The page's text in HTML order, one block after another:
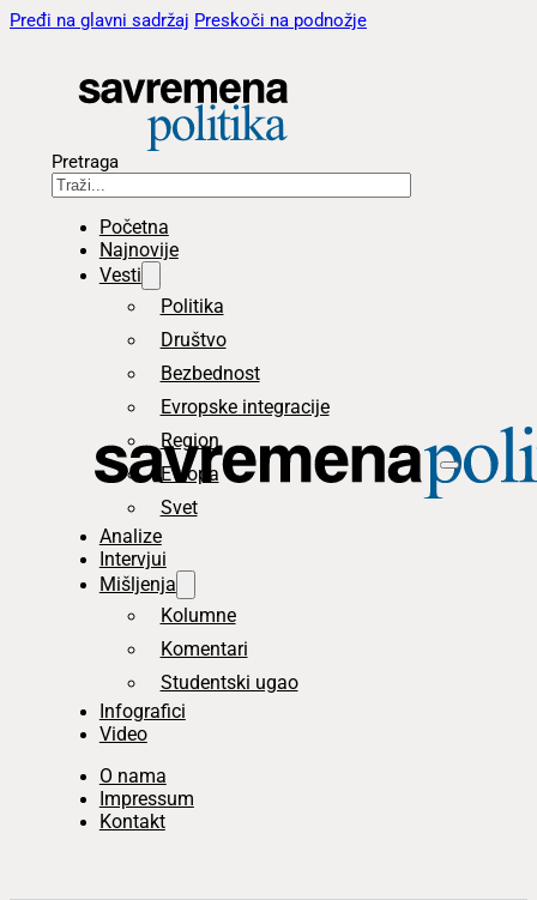
Pređi na glavni sadržaj Preskoči na podnožje
Pretraga
Početna
Najnovije
Vesti
Politika
Društvo
Bezbednost
Evropske integracije
Region
Evropa
Svet
Analize
Intervjui
Mišljenja
Kolumne
Komentari
Studentski ugao
Infografici
Video
O nama
Impressum
Kontakt